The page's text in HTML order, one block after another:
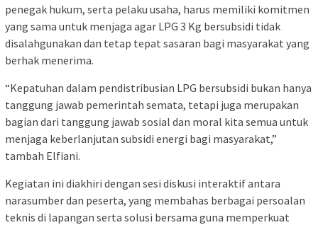
penegak hukum, serta pelaku usaha, harus memiliki komitmen
yang sama untuk menjaga agar LPG 3 Kg bersubsidi tidak
disalahgunakan dan tetap tepat sasaran bagi masyarakat yang
berhak menerima.
“Kepatuhan dalam pendistribusian LPG bersubsidi bukan hanya
tanggung jawab pemerintah semata, tetapi juga merupakan
bagian dari tanggung jawab sosial dan moral kita semua untuk
menjaga keberlanjutan subsidi energi bagi masyarakat,”
tambah Elfiani.
Kegiatan ini diakhiri dengan sesi diskusi interaktif antara
narasumber dan peserta, yang membahas berbagai persoalan
teknis di lapangan serta solusi bersama guna memperkuat